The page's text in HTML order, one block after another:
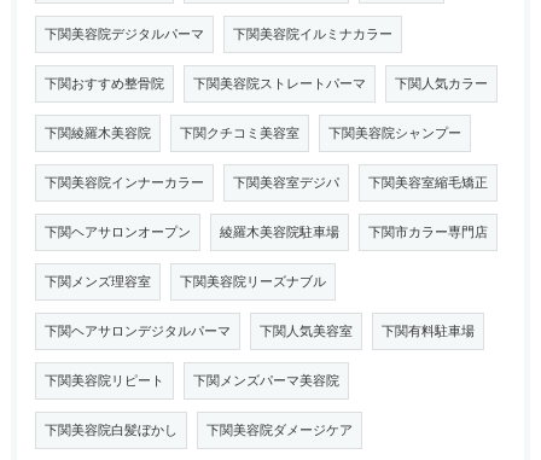
下関美容院デジタルパーマ 下関美容院イルミナカラー
下関おすすめ整骨院 下関美容院ストレートパーマ 下関人気カラー
下関綾羅木美容院 下関クチコミ美容室 下関美容院シャンプー
下関美容院インナーカラー 下関美容室デジパ 下関美容室縮毛矯正
下関ヘアサロンオープン 綾羅木美容院駐車場 下関市カラー専門店
下関メンズ理容室 下関美容院リーズナブル
下関ヘアサロンデジタルパーマ 下関人気美容室 下関有料駐車場
下関美容院リピート 下関メンズパーマ美容院
下関美容院白髪ぼかし 下関美容院ダメージケア